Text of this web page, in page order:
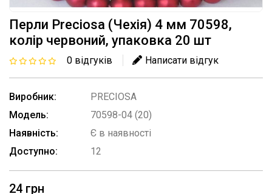
Перли Preciosa (Чехія) 4 мм 70598,
колір червоний, упаковка 20 шт
0 відгуків Написати відгук
Виробник:
PRECIOSA
Модель:
70598-04 (20)
Наявність:
Є в наявності
Доступно:
12
24 грн